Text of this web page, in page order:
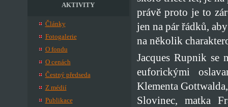
AKTIVITY
Články
Fotogalerie
O fondu
O cenách
Čestný předseda
Z médií
Publikace
právě proto je to
jen na pár řádků,
na několik
Jacques Rupnik se
euforickými
Klementa
Slovinec, matka